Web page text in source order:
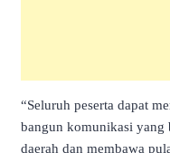
“Seluruh peserta dapat
bangun komunikasi yang
daerah dan membawa